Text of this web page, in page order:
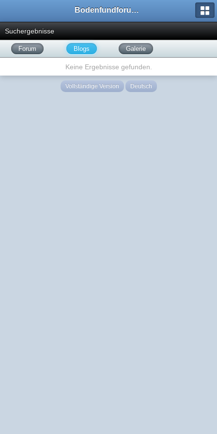
Bodenfundforum.com
Suchergebnisse
Forum Blogs Galerie
Keine Ergebnisse gefunden.
Vollständige Version Deutsch